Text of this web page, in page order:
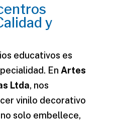
y
educativos es
En Artes
Ltda, nos
vinilo decorativo
solo embellece,